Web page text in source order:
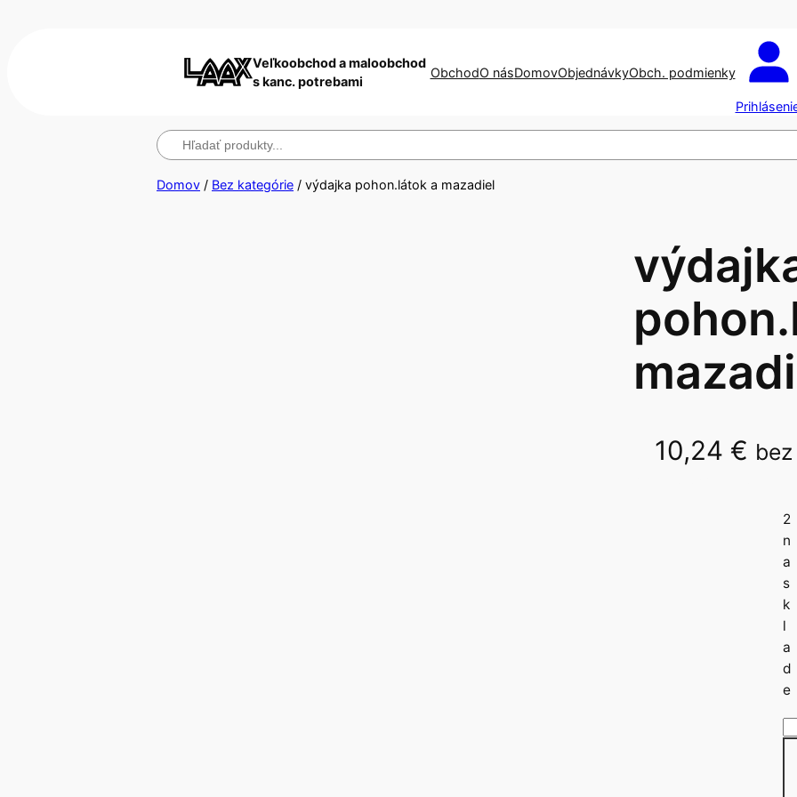
Veľkoobchod a maloobchod
s kanc. potrebami
ObchodO násDomovObjednávkyObch. podmienky
Hľadanie
Domov / Bez kategórie / výdajka pohon.látok a mazadiel
10,24 €
2
n
a
s
k
l
a
d
e